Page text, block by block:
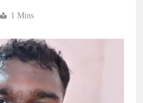
1 Mins